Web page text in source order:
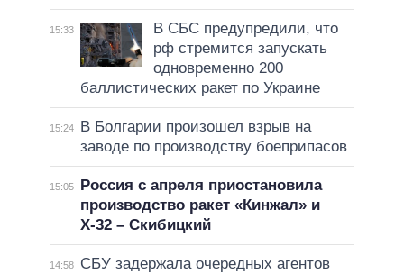
15:33
В СБС предупредили, что
рф стремится запускать
одновременно 200
баллистических ракет по Украине
15:24
В Болгарии произошел взрыв на
заводе по производству боеприпасов
15:05
Россия с апреля приостановила
производство ракет «Кинжал» и
Х-32 – Скибицкий
14:58
СБУ задержала очередных агентов